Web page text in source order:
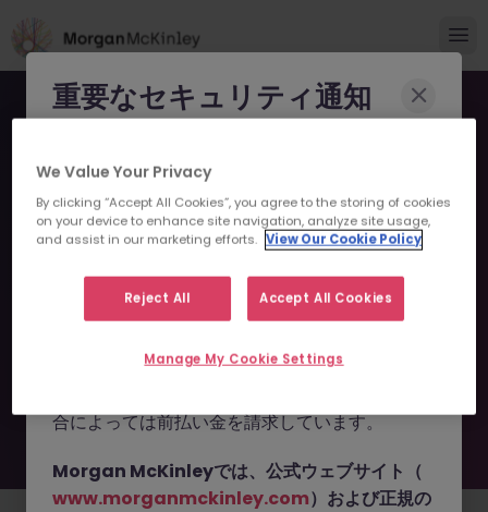
申し訳ございません。こちら
の求人の掲載は終了しまし
た。
重要なセキュリティ通知
になりすまし、求職者を詐欺に巻き込もうとする
事例が報告されています。
偽のウェブサイトやドメイ
（例： morganmckinleyjob.com、
morganmckinleyhire.com
）を使用し、虚偽の
で、WhatsApp などのメッセージアプリを通じ
合によっては前払い金を請求しています。
Morgan McKinleyでは、公式ウェブサイト（
www.morganmckinley.com）および正規の
We Value Your Privacy
By clicking “Accept All Cookies”, you agree to the storing of cookies
on your device to enhance site navigation, analyze site usage,
and assist in our marketing efforts. View Our Cookie Policy
Reject All Accept All Cookies
Manage My Cookie Settings